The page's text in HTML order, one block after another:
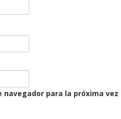
para la próxima